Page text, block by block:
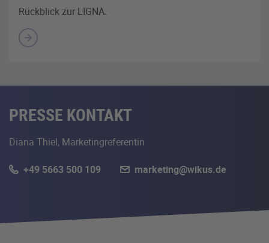
Rückblick zur LIGNA.
PRESSE KONTAKT
Diana Thiel, Marketingreferentin
+49 5663 500 109 marketing@wikus.de